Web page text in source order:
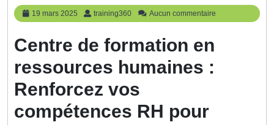
19 mars 2025
19
mars
training360 training360
Aucun commentaire
Centre de formation en
ressources humaines :
Renforcez vos
compétences RH pour